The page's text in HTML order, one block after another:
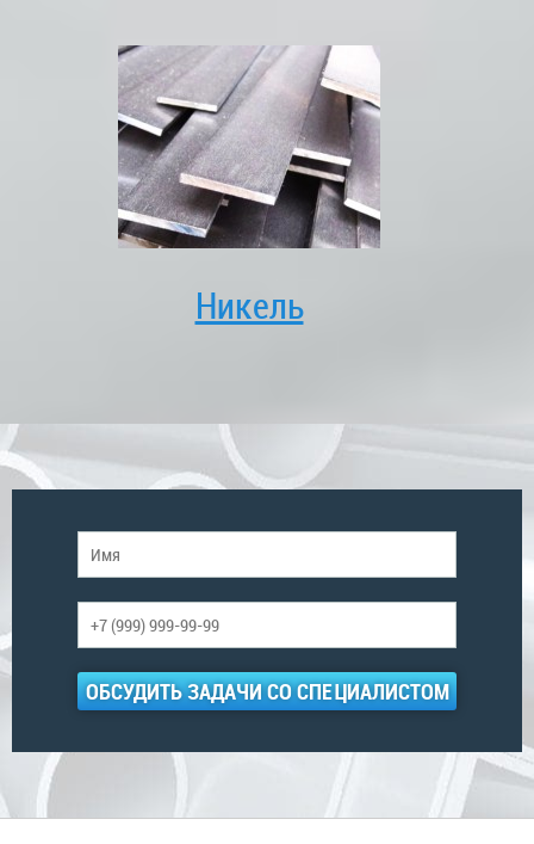
Никель
ОБСУДИТЬ ЗАДАЧИ СО СПЕЦИАЛИСТОМ